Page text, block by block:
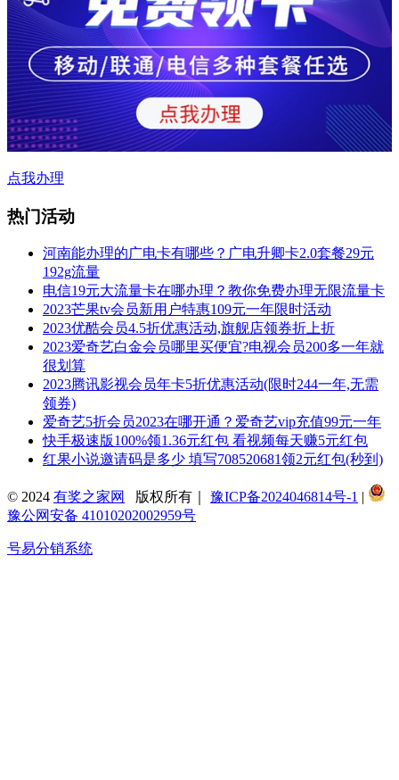
点我办理
热门活动
河南能办理的广电卡有哪些？广电升卿卡2.0套餐29元
192g流量
电信19元大流量卡在哪办理？教你免费办理无限流量卡
2023芒果tv会员新用户特惠109元一年限时活动
2023优酷会员4.5折优惠活动,旗舰店领券折上折
2023爱奇艺白金会员哪里买便宜?电视会员200多一年就
很划算
2023腾讯影视会员年卡5折优惠活动(限时244一年,无需
领券)
爱奇艺5折会员2023在哪开通？爱奇艺vip充值99元一年
快手极速版100%领1.36元红包 看视频每天赚5元红包
红果小说邀请码是多少 填写708520681领2元红包(秒到)
© 2024 有奖之家网 版权所有｜ 豫ICP备2024046814号-1 |
豫公网安备 41010202002959号
号易分销系统